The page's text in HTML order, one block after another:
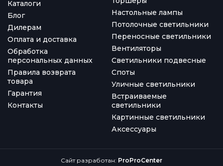
Каталоги
Блог
Дилерам
Оплата и доставка
Обработка
персональных данных
Правила возврата
товара
Гарантия
Контакты
Настольные лампы
Потолочные светильники
Переносные светильники
Вентиляторы
Светильники подвесные
Споты
Уличные светильники
Встраиваемые
светильники
Картинные светильники
Аксессуары
Сайт разработан: ProProCenter